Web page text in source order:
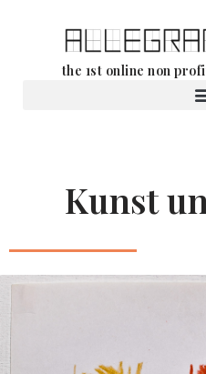
the 1st online non
Kunst